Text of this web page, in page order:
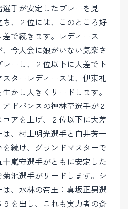
選手が安定したプレーを見
、２位には、このところ好
で続きます。レディース
今大会に娘がいない気楽さ
ーし、２位以下に大差でト
スターレディースは、伊東礼
かし大きくリードします。
ドバンスの神林至選手が２
コアを上げ、２位以下に大差
、村上明光選手と白井芳一
続け、グランドマスターで
嵐守選手がともに安定した
菊池選手がリードします。シ
、水林の帝王：真坂正男選
を出し、これも実力者の斎